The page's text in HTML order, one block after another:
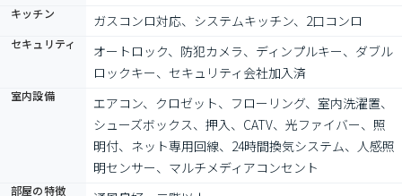
キッチン ガスコンロ対応、システムキッチン、2口コンロ
セキュリティ
オートロック、防犯カメラ、ディンプルキー、ダブル
ロックキー、セキュリティ会社加入済
室内設備
エアコン、クロゼット、フローリング、室内洗濯置、
シューズボックス、押入、CATV、光ファイバー、照
明付、ネット専用回線、24時間換気システム、人感照
明センサー、マルチメディアコンセント
部屋の特徴